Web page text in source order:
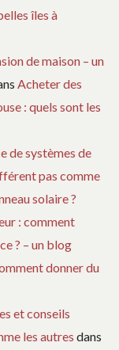
îles à
de maison – un
Acheter des
: quels sont les
de systèmes de
pas comme
solaire ?
: comment
? – un blog
donner du
et conseils
les autres dans